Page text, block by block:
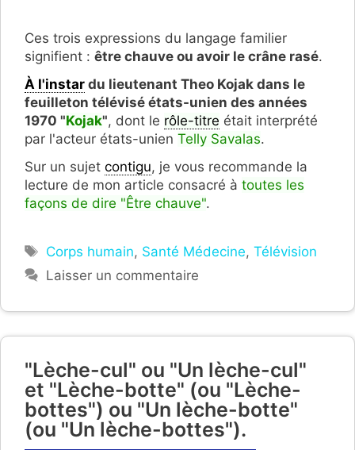
Ces trois expressions du langage familier
signifient : être chauve ou avoir le crâne rasé.
À l'instar du lieutenant Theo Kojak dans le
feuilleton télévisé états-unien des années
1970 "Kojak", dont le rôle-titre était interprété
par l'acteur états-unien Telly Savalas.
Sur un sujet contigu, je vous recommande la
lecture de mon article consacré à toutes les
façons de dire "Être chauve".
Étiquettes
Corps humain, Santé Médecine,Télévision
Laisser un commentaire
"Lèche-cul" ou "Un lèche-cul"
et "Lèche-botte" (ou "Lèche-
bottes") ou "Un lèche-botte"
(ou "Un lèche-bottes").